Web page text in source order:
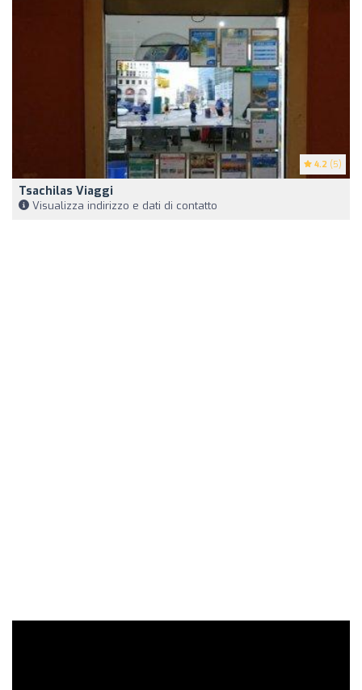
4.2 (5)
Tsachilas Viaggi
Visualizza indirizzo e dati di contatto